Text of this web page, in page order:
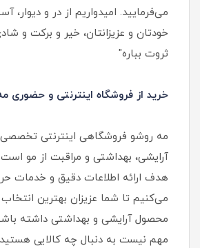
می‌فرمایید. امیدواریم از در و دیوار،
خودتان و عزیزانتان، خیر و برکت و
ثروت بباره"
خرید از فروشگاه اینترنتی و حضوری
مه‌ روشو فروشگاهی اینترنتی تخصصی
آرایشی، بهداشتی و مراقبت از مو
هدف ارائه اطلاعات دقیق و خدمات
می‌کنیم تا شما عزیزان بهترین
محصول آرایشی و بهداشتی داشته
مهم نیست به دنبال چه کالایی